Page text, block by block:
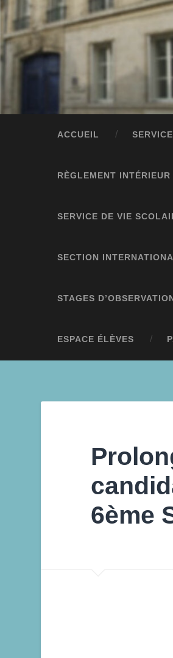
ACCUEIL
RÈGLEMENT INTÉRIEUR
SERVICE DE VIE
SECTION
STAGES D’OBSERVATION
ESPACE ÉLÈVES
6ème